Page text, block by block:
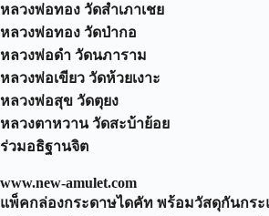
หลวงพ่อทอง วัดสำเภาเชย
หลวงพ่อทอง วัดป่ากอ
หลวงพ่อดำ วัดนภาราม
หลวงพ่อเขียว วัดห้วยเงาะ
หลวงพ่อสุข วัดตุยง
หลวงตาหวาน วัดสะบ้าย้อย
ร่วมอธิฐานจิต
www.new-amulet.com
แพ็คกล่องกระดาษไดคัท พร้อมวัสดุกันกระ